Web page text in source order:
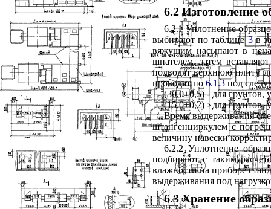
6.2 Изготовление
6.2.1 Уплотнение
выбирают по таблице3в
вяжущим насыпают в
шпателем, затем
подводят верхнюю плиту
проводят по 6.1.3под
(30,0±0,5) - для
(15,0±0,2) - для
Время выдерживания
штангенциркулем с
величину навески
6.2.2 Уплотнение
подбирают с таким
влажности на приборе
выдерживания под
6.3 Хранение